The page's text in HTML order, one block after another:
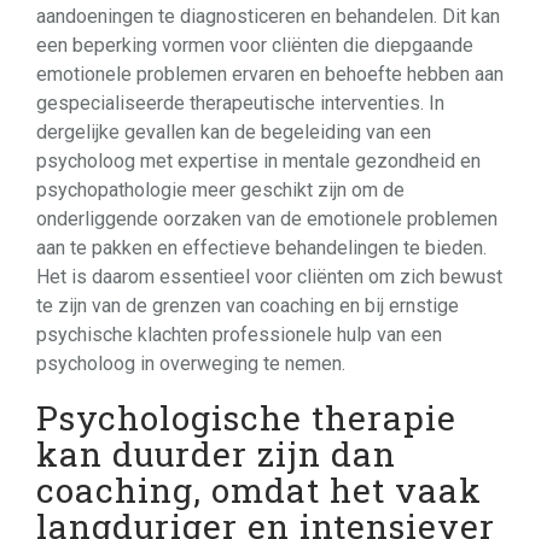
aandoeningen te diagnosticeren en behandelen. Dit kan
een beperking vormen voor cliënten die diepgaande
emotionele problemen ervaren en behoefte hebben aan
gespecialiseerde therapeutische interventies. In
dergelijke gevallen kan de begeleiding van een
psycholoog met expertise in mentale gezondheid en
psychopathologie meer geschikt zijn om de
onderliggende oorzaken van de emotionele problemen
aan te pakken en effectieve behandelingen te bieden.
Het is daarom essentieel voor cliënten om zich bewust
te zijn van de grenzen van coaching en bij ernstige
psychische klachten professionele hulp van een
psycholoog in overweging te nemen.
Psychologische therapie
kan duurder zijn dan
coaching, omdat het vaak
langduriger en intensiever